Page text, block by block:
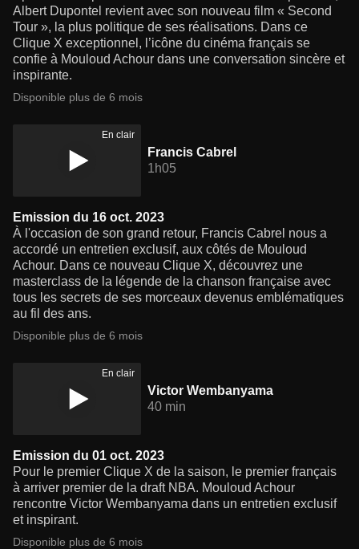
Albert Dupontel revient avec son nouveau film « Second
Tour », la plus politique de ses réalisations. Dans ce
Clique X exceptionnel, l’icône du cinéma français se
confie à Mouloud Achour dans une conversation sincère et
inspirante.
Disponible plus de 6 mois
En clair
Francis Cabrel
1h05
Emission du 16 oct. 2023
À l'occasion de son grand retour, Francis Cabrel nous a
accordé un entretien exclusif, aux côtés de Mouloud
Achour. Dans ce nouveau Clique X, découvrez une
masterclass de la légende de la chanson française avec
tous les secrets de ses morceaux devenus emblématiques
au fil des ans.
Disponible plus de 6 mois
En clair
Victor Wembanyama
40 min
Emission du 01 oct. 2023
Pour le premier Clique X de la saison, le premier français
à arriver premier de la draft NBA. Mouloud Achour
rencontre Victor Wembanyama dans un entretien exclusif
et inspirant.
Disponible plus de 6 mois